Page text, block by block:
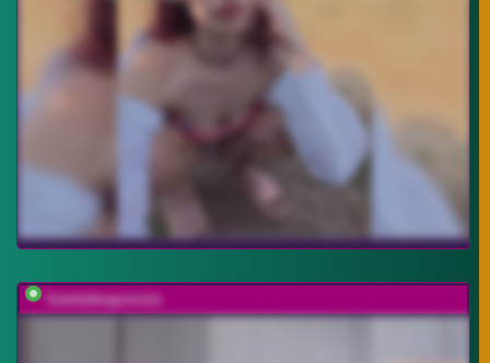
Samkabogomola